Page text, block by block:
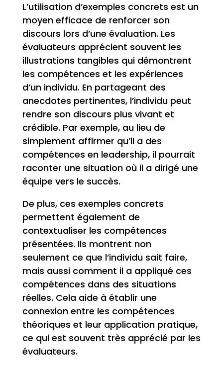
L’utilisation d’exemples concrets est un
moyen efficace de renforcer son
discours lors d’une évaluation. Les
évaluateurs apprécient souvent les
illustrations tangibles qui démontrent
les compétences et les expériences
d’un individu. En partageant des
anecdotes pertinentes, l’individu peut
rendre son discours plus vivant et
crédible. Par exemple, au lieu de
simplement affirmer qu’il a des
compétences en leadership, il pourrait
raconter une situation où il a dirigé une
équipe vers le succès.
De plus, ces exemples concrets
permettent également de
contextualiser les compétences
présentées. Ils montrent non
seulement ce que l’individu sait faire,
mais aussi comment il a appliqué ces
compétences dans des situations
réelles. Cela aide à établir une
connexion entre les compétences
théoriques et leur application pratique,
ce qui est souvent très apprécié par les
évaluateurs.